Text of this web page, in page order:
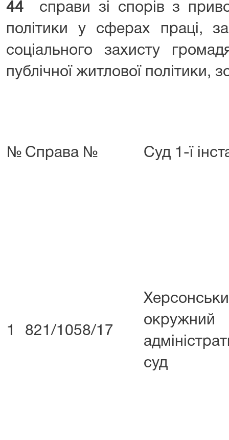
44 справи зі спорів з
політики у сферах праці,
соціального захисту
публічної житлової політики,
№ Справа № Суд 1-ї
1 821/1058/17
окружний
суд